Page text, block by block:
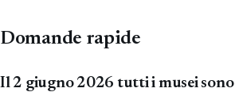
Domande rapide
Il 2 giugno 2026 tutti i musei